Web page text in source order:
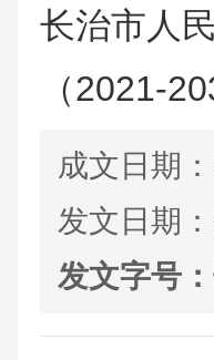
长治市人
（2021-
成文日期：
发文日期：
发文字号：